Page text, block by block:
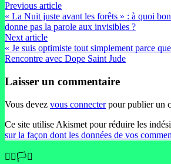
Previous article
« La Nuit juste avant les forêts » : à quoi
donne pas la parole aux invisibles ?
Next article
« Je suis optimiste tout simplement parce
Rencontre avec Dope Saint Jude
Laisser un commentaire
Vous devez vous connecterpour publier un
Ce site utilise Akismet pour réduire les
sur la façon dont les données de vos
🏳️‍🌈🏳️‍⚧️